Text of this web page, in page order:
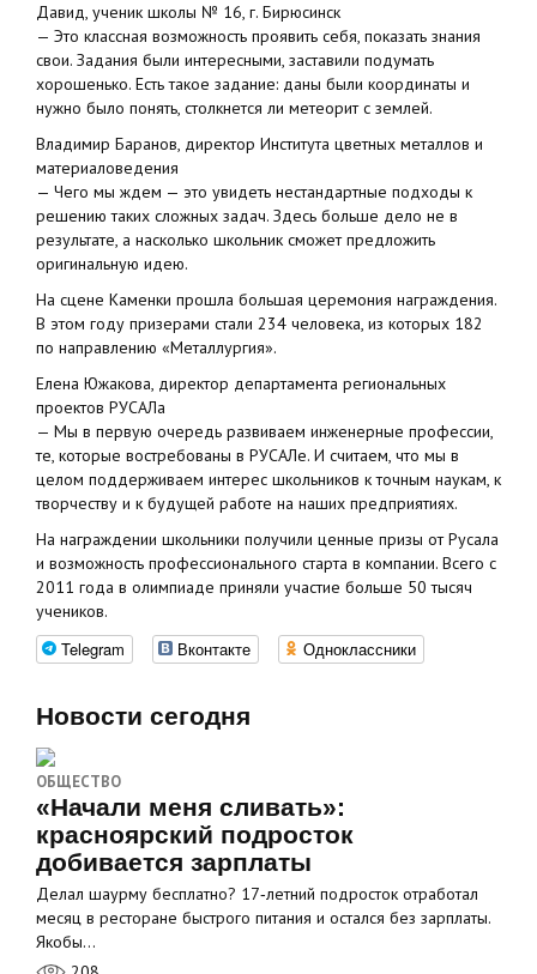
Давид, ученик школы № 16, г. Бирюсинск
— Это классная возможность проявить себя, показать знания
свои. Задания были интересными, заставили подумать
хорошенько. Есть такое задание: даны были координаты и
нужно было понять, столкнется ли метеорит с землей.
Владимир Баранов, директор Института цветных металлов и
материаловедения
— Чего мы ждем — это увидеть нестандартные подходы к
решению таких сложных задач. Здесь больше дело не в
результате, а насколько школьник сможет предложить
оригинальную идею.
На сцене Каменки прошла большая церемония награждения.
В этом году призерами стали 234 человека, из которых 182
по направлению «Металлургия».
Елена Южакова, директор департамента региональных
проектов РУСАЛа
— Мы в первую очередь развиваем инженерные профессии,
те, которые востребованы в РУСАЛе. И считаем, что мы в
целом поддерживаем интерес школьников к точным наукам, к
творчеству и к будущей работе на наших предприятиях.
На награждении школьники получили ценные призы от Русала
и возможность профессионального старта в компании. Всего с
2011 года в олимпиаде приняли участие больше 50 тысяч
учеников.
Telegram Вконтакте Одноклассники
Новости сегодня
ОБЩЕСТВО
«Начали меня сливать»:
красноярский подросток
добивается зарплаты
Делал шаурму бесплатно? 17‑летний подросток отработал
месяц в ресторане быстрого питания и остался без зарплаты.
Якобы…